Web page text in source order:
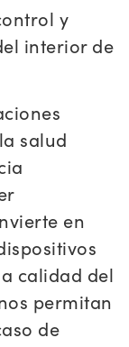
y
interior de
salud
en
calidad del
permitan
de